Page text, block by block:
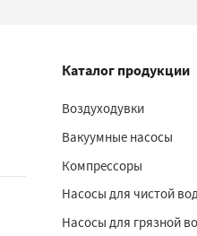
Каталог продукции
Воздуходувки
Вакуумные насосы
Компрессоры
Насосы для чистой
Насосы для грязной